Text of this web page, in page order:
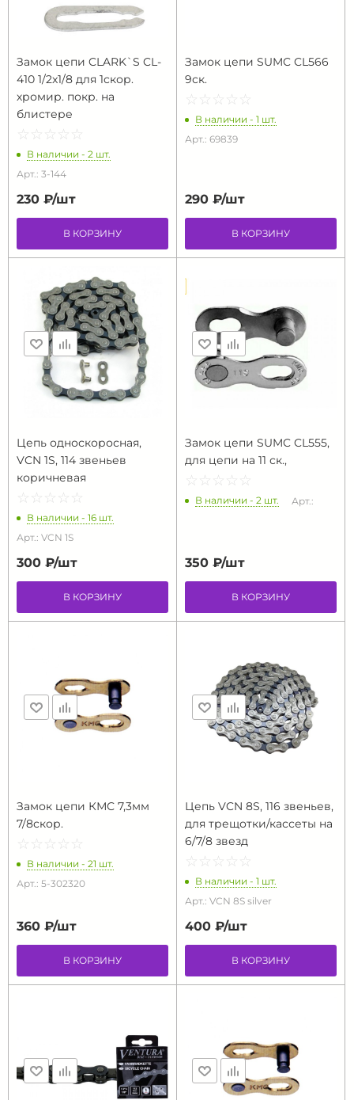
Замок цепи CLARK`S CL-
410 1/2x1/8 для 1скор.
хромир. покр. на
блистере
☆ ☆ ☆ ☆ ☆
★ ★ ★ ★ ★
В наличии - 2 шт.
Арт.: 3-144
230 ₽/шт
В КОРЗИНУ
Замок цепи SUMC CL566
9ск.
☆ ☆ ☆ ☆ ☆
★ ★ ★ ★ ★
В наличии - 1 шт.
Арт.: 69839
290 ₽/шт
В КОРЗИНУ
Цепь односкоросная,
VCN 1S, 114 звеньев
коричневая
☆ ☆ ☆ ☆ ☆
★ ★ ★ ★ ★
В наличии - 16 шт.
Арт.: VCN 1S
300 ₽/шт
В КОРЗИНУ
Замок цепи SUMC CL555,
для цепи на 11 ск.,
☆ ☆ ☆ ☆ ☆
★ ★ ★ ★ ★
В наличии - 2 шт. Арт.:
350 ₽/шт
В КОРЗИНУ
Замок цепи КМС 7,3мм
7/8скор.
☆ ☆ ☆ ☆ ☆
★ ★ ★ ★ ★
В наличии - 21 шт.
Арт.: 5-302320
360 ₽/шт
В КОРЗИНУ
Цепь VCN 8S, 116 звеньев,
для трещотки/кассеты на
6/7/8 звезд
☆ ☆ ☆ ☆ ☆
★ ★ ★ ★ ★
В наличии - 1 шт.
Арт.: VCN 8S silver
400 ₽/шт
В КОРЗИНУ